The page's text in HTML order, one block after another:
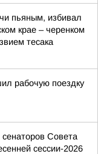
пьяным, избивал
крае – черенком
тесака
рабочую поездку
Совета
сессии-2026